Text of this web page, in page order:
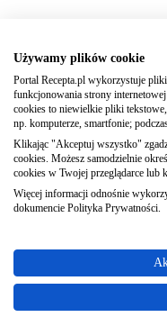
Używamy plików cookie
Portal Recepta.pl wykorzystuje
funkcjonowania strony
cookies to niewielkie pliki
np. komputerze, smartfonie;
Klikając "Akceptuj wszystko"
cookies. Możesz samodzielnie
cookies w Twojej przeglądarce lub
Więcej informacji odnośnie
dokumencie Polityka Prywatności.